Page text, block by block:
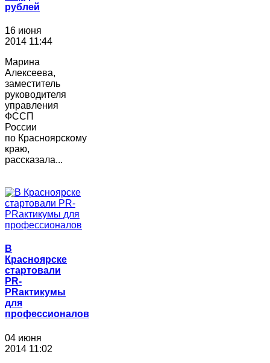
рублей
16 июня
2014 11:44
Марина
Алексеева,
заместитель
руководителя
управления
ФССП
России
по Красноярскому
краю,
рассказала...
В
Красноярске
стартовали
PR-
PRактикумы
для
профессионалов
04 июня
2014 11:02